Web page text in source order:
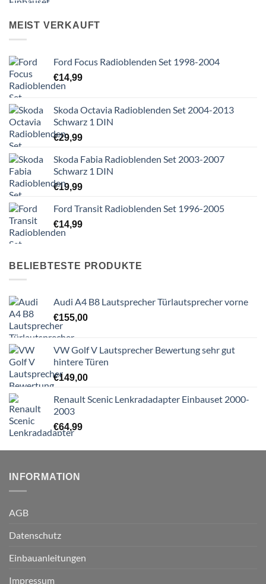
MEIST VERKAUFT
Ford Focus Radioblenden Set 1998-2004
€14,99
Skoda Octavia Radioblenden Set 2004-2013
Schwarz 1 DIN
€29,99
Skoda Fabia Radioblenden Set 2003-2007
Schwarz 1 DIN
€19,99
Ford Transit Radioblenden Set 1996-2005
€14,99
BELIEBTESTE PRODUKTE
Audi A4 B8 Lautsprecher Türlautsprecher vorne
€155,00
VW Golf V Lautsprecher Bewertung sehr gut
hintere Türen
€149,00
Renault Scenic Lenkradadapter Einbauset 2000-
2003
€64,99
INFORMATION
AGB
Datenschutz
Einbauanleitungen
Impressum